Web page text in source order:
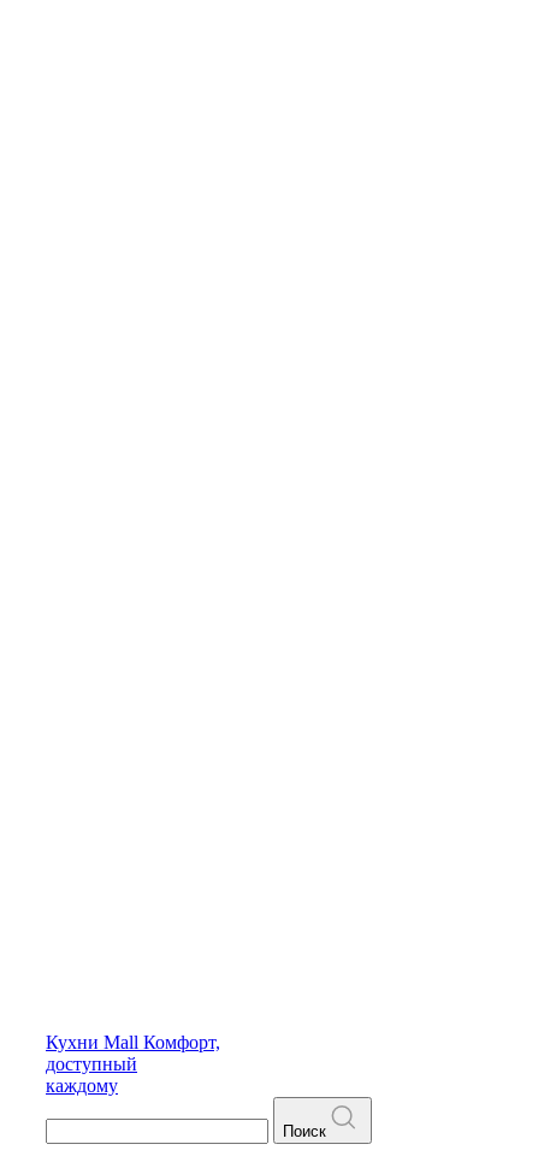
Кухни Mall Комфорт,
доступный
каждому
Поиск